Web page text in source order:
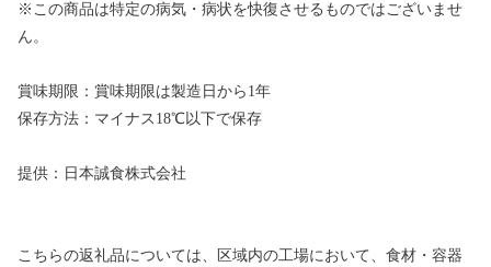
※この商品は特定の病気・病状を快復させるものではございませ
ん。
賞味期限：賞味期限は製造日から1年
保存方法：マイナス18℃以下で保存
提供：日本誠食株式会社
こちらの返礼品については、区域内の工場において、食材・容器